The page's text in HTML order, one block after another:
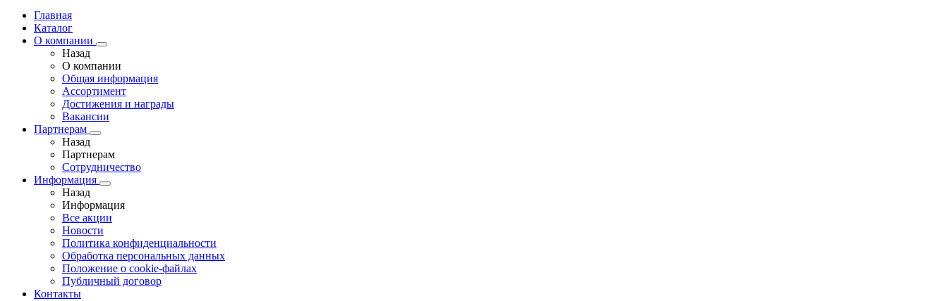
Главная
Каталог
О компании
Назад
О компании
Общая информация
Ассортимент
Достижения и награды
Вакансии
Партнерам
Назад
Партнерам
Сотрудничество
Информация
Назад
Информация
Все акции
Новости
Политика конфиденциальности
Обработка персональных данных
Положение о cookie-файлах
Публичный договор
Контакты